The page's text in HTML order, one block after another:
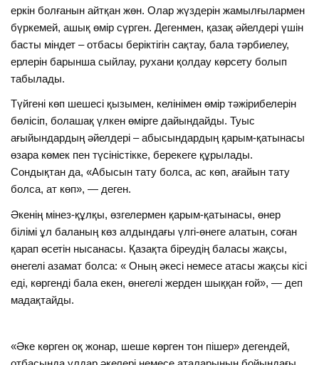
еркін болғанын айтқан жөн. Олар жүздерін жамылғылармен
бүркемей, ашық өмір сүрген. Дегенмен, қазақ әйелдері үшін
басты міндет – отбасы беріктігін сақтау, бала тәрбиелеу,
ерлерін барынша сыйлау, рухани қолдау көрсету болып
табылады.
Түйгені көп шешесі қызымен, келінімен өмір тәжірибелерін
бөлісіп, болашақ үлкен өмірге дайындайды. Туыс
ағыйындардың әйелдері – абысындардың қарым-қатынасы
өзара көмек пен түсіністікке, берекеге құрылады.
Сондықтан да, «Абысын тату болса, ас көп, ағайын тату
болса, ат көп», — деген.
Әкенің мінез-құлқы, өзгелермен қарым-қатынасы, өнер
білімі ұл баланың көз алдындағы үлгі-өнеге алатын, соған
қарап өсетін нысанасы. Қазақта біреудің баласы жақсы,
өнегелі азамат болса: « Оның әкесі немесе атасы жақсы кісі
еді, көргенді бала екен, өнегелі жерден шыққан ғой», — деп
мадақтайды.
«Әке көрген оқ жонар, шеше көрген тон пішер» дегендей,